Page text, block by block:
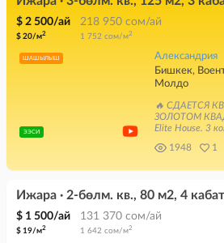
$ 2 500/ай 218 950 сом/ай
$ 20/м2 1 752 сом/м2
ЭЭСИ
ШАШЫЛЫШ
Александрия
Бишкек,
Молдо
🔥 СДАЕТСЯ
ЗОЛОТОМ
Elite House. 3
1948
1
Ижара · 2-бөлм. кв., 80 м2, 4
$ 1 500/ай 131 370 сом/ай
$ 19/м2 1 642 сом/м2